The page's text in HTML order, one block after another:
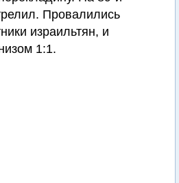
Провалились
израильтян, и
1:1.